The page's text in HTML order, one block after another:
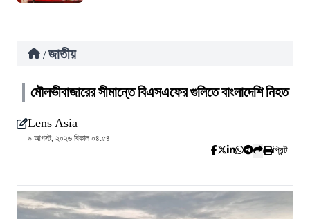
/ জাতীয়
মৌলভীবাজারের সীমান্তে বিএসএফের গুলিতে বাংলাদেশি নিহত
Lens Asia
৯ আগস্ট, ২০২৬ বিকাল ০৪:৫৪
প্রিন্ট